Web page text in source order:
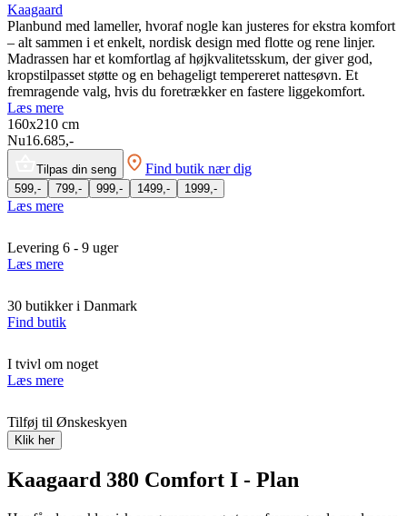
Kaagaard
Planbund med lameller, hvoraf nogle kan justeres for ekstra komfort
– alt sammen i et enkelt, nordisk design med flotte og rene linjer.
Madrassen har et komfortlag af højkvalitetsskum, der giver god,
kropstilpasset støtte og en behageligt tempereret nattesøvn. Et
fremragende valg, hvis du foretrækker en fastere liggekomfort.
Læs mere
160x210 cm
Nu16.685,-
Tilpas din seng Find butik nær dig
599,- 799,- 999,- 1499,- 1999,-
Læs mere
Levering 6 - 9 uger
Læs mere
30 butikker i Danmark
Find butik
I tvivl om noget
Læs mere
Tilføj til Ønskeskyen
Klik her
Kaagaard 380 Comfort I - Plan